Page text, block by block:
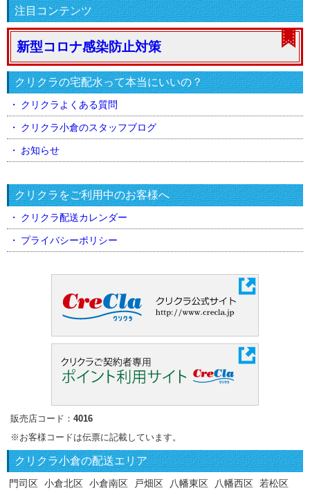
ジ
注目コンテンツ
新型コロナ感染防止対策
クリクラの宅配水って本当にいいの？
クリクラよくある質問
クリクラ小倉のスタッフブログ
お知らせ
クリクラをご利用中のお客様へ
クリクラ配送カレンダー
プライバシーポリシー
販売店コード： 4016
※お客様コードは伝票に記載しています。
クリクラ小倉の配送エリア
門司区 小倉北区 小倉南区 戸畑区 八幡東区 八幡西区 若松区